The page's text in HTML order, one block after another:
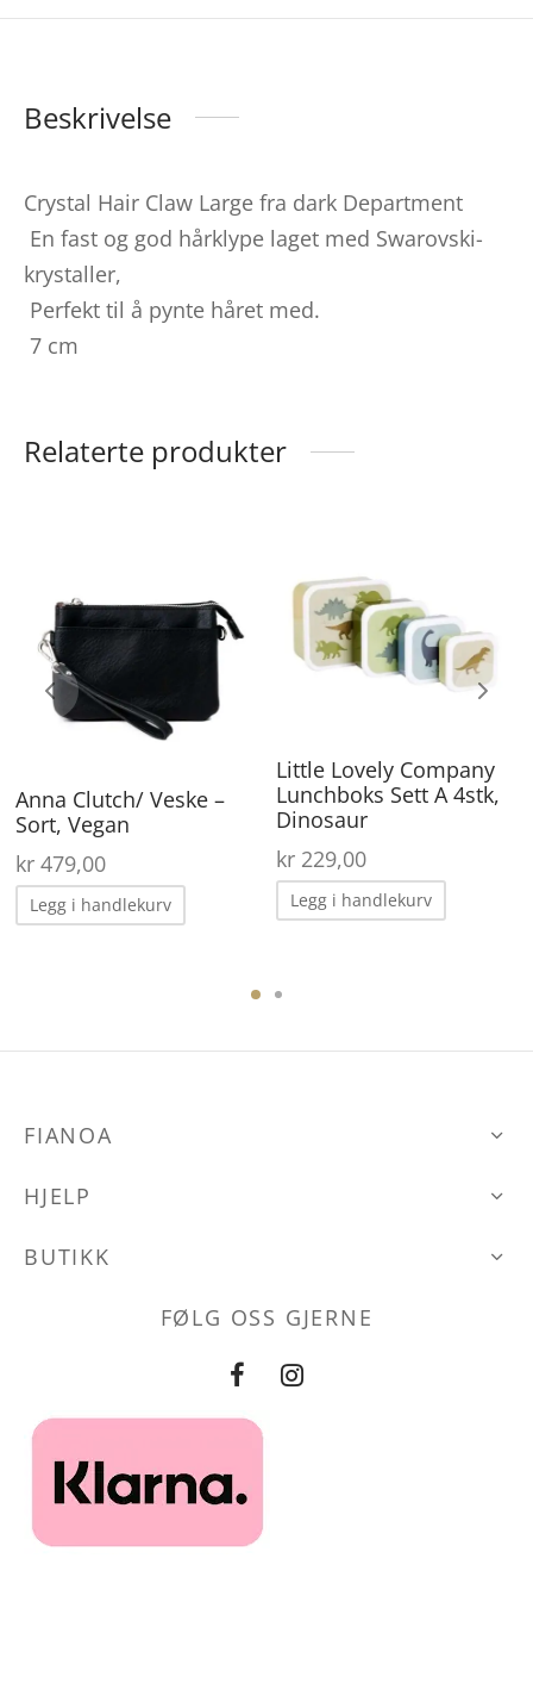
Beskrivelse
Crystal Hair Claw Large fra dark Department
En fast og god hårklype laget med Swarovski-
krystaller,
Perfekt til å pynte håret med.
7 cm
Relaterte produkter
Anna Clutch/ Veske –
Sort, Vegan
kr479,00
Legg i handlekurv
Little Lovely Company
Lunchboks Sett A 4stk,
Dinosaur
kr229,00
Legg i handlekurv
FIANOA
HJELP
BUTIKK
FØLG OSS GJERNE